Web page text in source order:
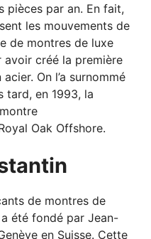
pièces par an. En fait,
les mouvements de
de montres de luxe
avoir créé la première
On l’a surnommé
tard, en 1993, la
Oak Offshore.
de montres de
été fondé par Jean-
en Suisse. Cette